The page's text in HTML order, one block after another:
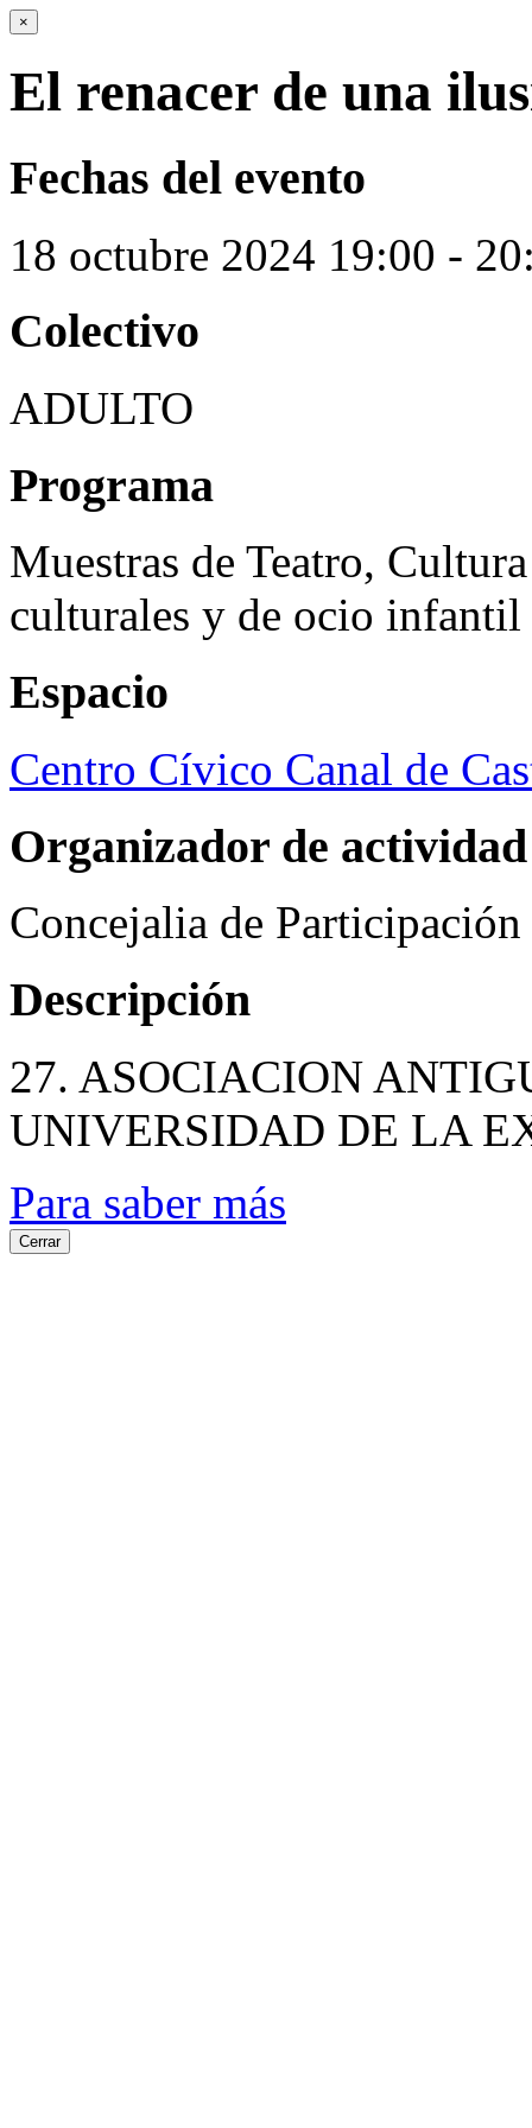
×
El renacer de una
Fechas del evento
18 octubre 2024 19:00 -
Colectivo
ADULTO
Programa
Muestras de Teatro,
culturales y de ocio infantil
Espacio
Centro Cívico Canal de
Organizador de actividad
Concejalia de
Descripción
27. ASOCIACION
UNIVERSIDAD DE LA
Para saber más
Cerrar